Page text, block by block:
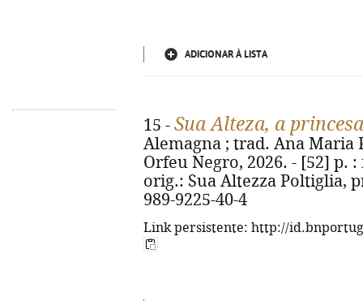
ADICIONAR À LISTA
15 - Sua Alteza, a
Alemagna ; trad. Ana Maria
Orfeu Negro, 2026. - [52] p.
orig.: Sua Altezza Poltiglia,
989-9225-40-4
Link persistente: http://